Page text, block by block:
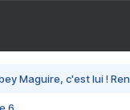
Maguire, c'est lui !